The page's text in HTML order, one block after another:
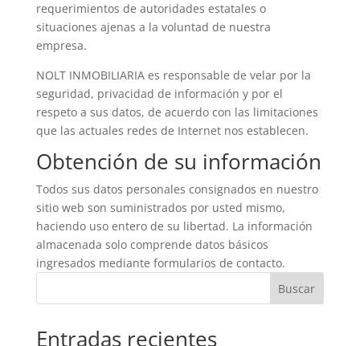
requerimientos de autoridades estatales o
situaciones ajenas a la voluntad de nuestra
empresa.
NOLT INMOBILIARIA es responsable de velar por la
seguridad, privacidad de información y por el
respeto a sus datos, de acuerdo con las limitaciones
que las actuales redes de Internet nos establecen.
Obtención de su información
Todos sus datos personales consignados en nuestro
sitio web son suministrados por usted mismo,
haciendo uso entero de su libertad. La información
almacenada solo comprende datos básicos
ingresados mediante formularios de contacto.
Buscar
Entradas recientes